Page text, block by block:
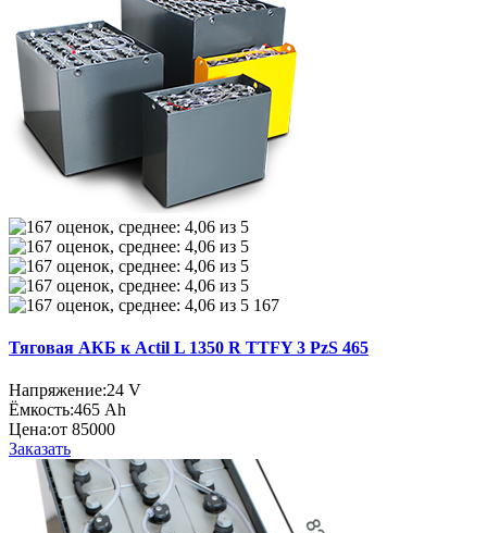
167
Тяговая АКБ к Actil L 1350 R TTFY 3 PzS 465
Напряжение:24 V
Ёмкость:465 Ah
Цена:от 85000
Заказать